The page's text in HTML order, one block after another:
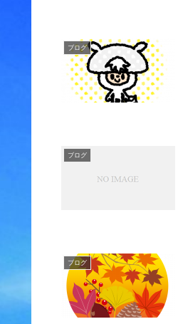
ブログ
ブログ
ブログ